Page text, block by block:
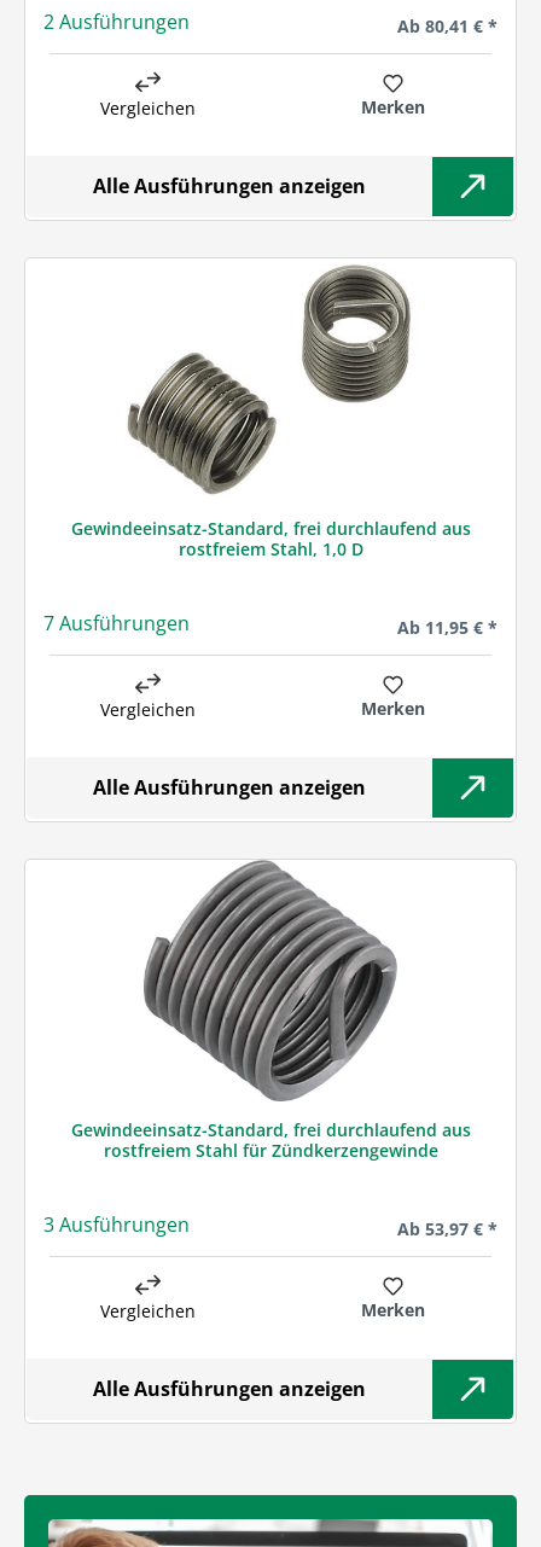
2 Ausführungen Regulärer Preis:
Ab 80,41 € *
Vergleichen Merken
Alle Ausführungen anzeigen
Gewindeeinsatz-Standard, frei durchlaufend aus
rostfreiem Stahl, 1,0 D
7 Ausführungen Regulärer Preis:
Ab 11,95 € *
Vergleichen Merken
Alle Ausführungen anzeigen
Gewindeeinsatz-Standard, frei durchlaufend aus
rostfreiem Stahl für Zündkerzengewinde
3 Ausführungen Regulärer Preis:
Ab 53,97 € *
Vergleichen Merken
Alle Ausführungen anzeigen